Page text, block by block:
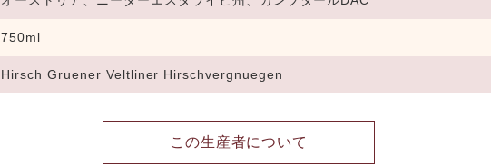
750ml
Hirsch Gruener Veltliner Hirschvergnuegen
この生産者について